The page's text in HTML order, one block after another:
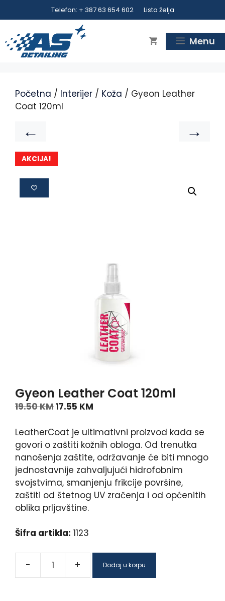
Telefon: + 387 63 654 602 Lista želja
Menu
Početna / Interijer / Koža / Gyeon Leather
Coat 120ml
← →
AKCIJA!
Gyeon Leather Coat 120ml
19.50KM17.55 KM
LeatherCoat je ultimativni proizvod kada se
govori o zaštiti kožnih obloga. Od trenutka
nanošenja zaštite, održavanje će biti mnogo
jednostavnije zahvaljujući hidrofobnim
svojstvima, smanjenju frikcije površine,
zaštiti od štetnog UV zračenja i od općenitih
oblika prljavštine.
Šifra artikla: 1123
- + Dodaj u korpu